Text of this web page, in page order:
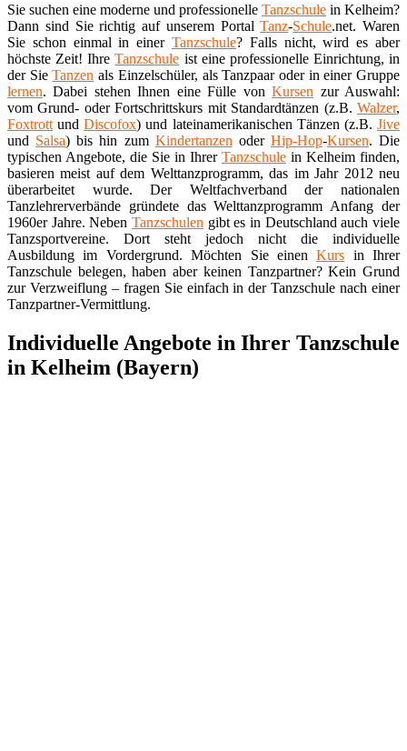
Sie suchen eine moderne und professionelle Tanzschule in Kelheim?
Dann sind Sie richtig auf unserem PortalTanz-Schule.net. Waren
Sie schon einmal in einer Tanzschule? Falls nicht, wird es aber
höchste Zeit! IhreTanzschule ist eine professionelle Einrichtung, in
der SieTanzen als Einzelschüler, als Tanzpaar oder in einer Gruppe
lernen. Dabei stehen Ihnen eine Fülle vonKursen zur Auswahl:
vom Grund- oder Fortschrittskurs mit Standardtänzen (z.B. Walzer,
Foxtrott undDiscofox) und lateinamerikanischen Tänzen (z.B.Jive
und Salsa) bis hin zum Kindertanzen oder Hip-Hop-Kursen. Die
typischen Angebote, die Sie in Ihrer Tanzschule in Kelheim finden,
basieren meist auf dem Welttanzprogramm, das im Jahr 2012 neu
überarbeitet wurde. Der Weltfachverband der nationalen
Tanzlehrerverbände gründete das Welttanzprogramm Anfang der
1960er Jahre. Neben Tanzschulen gibt es in Deutschland auch viele
Tanzsportvereine. Dort steht jedoch nicht die individuelle
Ausbildung im Vordergrund. Möchten Sie einenKurs in Ihrer
Tanzschule belegen, haben aber keinen Tanzpartner? Kein Grund
zur Verzweiflung – fragen Sie einfach in der Tanzschule nach einer
Tanzpartner-Vermittlung.
Individuelle Angebote in Ihrer Tanzschule
in Kelheim (Bayern)